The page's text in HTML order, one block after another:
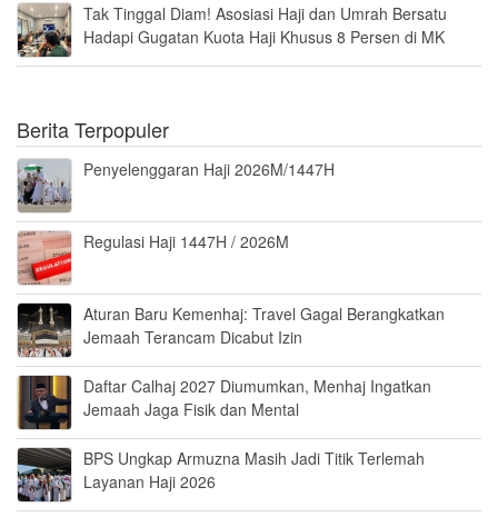
Tak Tinggal Diam! Asosiasi Haji dan Umrah Bersatu
Hadapi Gugatan Kuota Haji Khusus 8 Persen di MK
Berita Terpopuler
Penyelenggaran Haji 2026M/1447H
Regulasi Haji 1447H / 2026M
Aturan Baru Kemenhaj: Travel Gagal Berangkatkan
Jemaah Terancam Dicabut Izin
Daftar Calhaj 2027 Diumumkan, Menhaj Ingatkan
Jemaah Jaga Fisik dan Mental
BPS Ungkap Armuzna Masih Jadi Titik Terlemah
Layanan Haji 2026